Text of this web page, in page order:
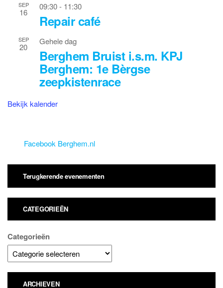
SEP
16
09:30- 11:30
Repair café
SEP
20
Gehele dag
Berghem Bruist i.s.m. KPJ
Berghem: 1e Bèrgse
zeepkistenrace
Bekijk kalender
Facebook Berghem.nl
Terugkerende evenementen
CATEGORIEËN
Categorieën
ARCHIEVEN